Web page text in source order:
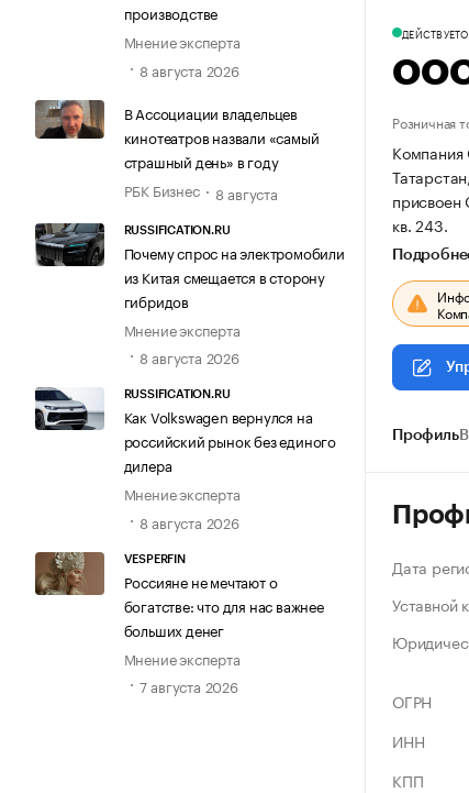
производстве
Мнение эксперта
8 августа 2026
В Ассоциации владельцев
кинотеатров назвали «самый
страшный день» в году
РБК Бизнес
8 августа
RUSSIFICATION.RU
Почему спрос на электромобили
из Китая смещается в сторону
гибридов
Мнение эксперта
8 августа 2026
RUSSIFICATION.RU
Как Volkswagen вернулся на
российский рынок без единого
дилера
Мнение эксперта
8 августа 2026
VESPERFIN
Россияне не мечтают о
богатстве: что для нас важнее
больших денег
Мнение эксперта
7 августа 2026
ДЕЙСТВУЕТ
Розничная
присвоен
кв. 243.
Профиль
Дата
Уставной
ОГРН
ИНН
КПП